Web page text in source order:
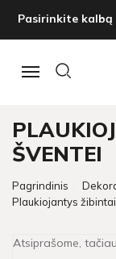
Pasirinkite kalbą
Navigacija
ŠVENTEI
Pagrindinis
Plaukiojantys žibintai
Atsiprašome,